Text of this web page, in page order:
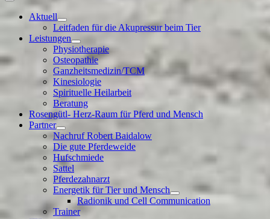
Menu
Aktuell
Show
Aktuell
submenu
Hide
Aktuell
submenu
Leitfaden für die Akupressur beim Tier
Leistungen
Show
Leistungen
submenu
Hide
Leistungen
submenu
Physiotherapie
Osteopathie
Ganzheitsmedizin/TCM
Kinesiologie
Spirituelle Heilarbeit
Beratung
Rosengütl- Herz-Raum für Pferd und Mensch
Partner
Show
Partner
submenu
Hide
Partner
submenu
Nachruf Robert Baidalow
Die gute Pferdeweide
Hufschmiede
Sattel
Pferdezahnarzt
Energetik für Tier und Mensch
Show
Energetik
Hide
Energetik
Radionik und Cell Communication
Trainer